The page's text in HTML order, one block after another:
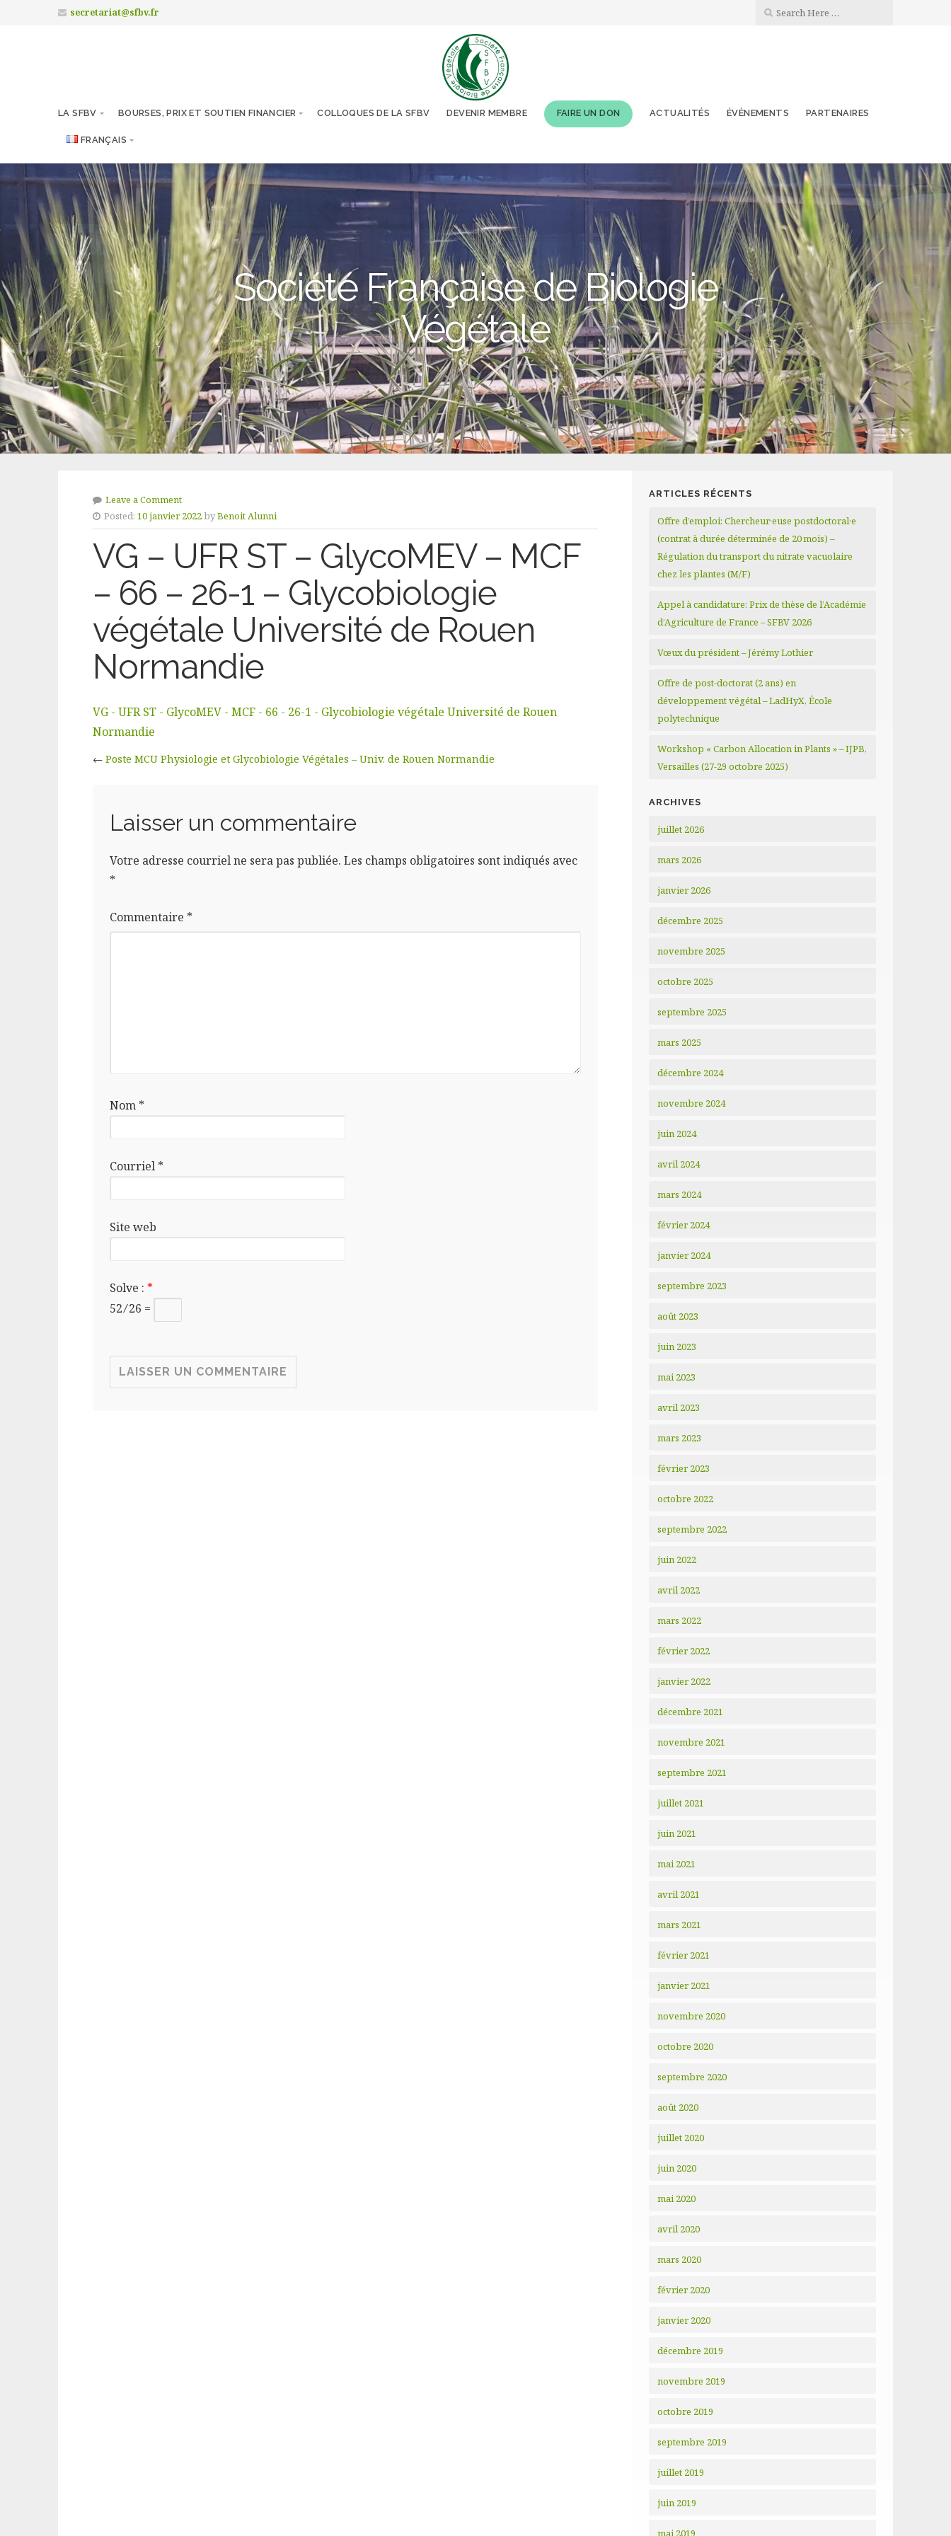
secretariat@sfbv.fr
LA SFBV BOURSES, PRIX ET SOUTIEN FINANCIER COLLOQUES DE LA SFBV DEVENIR MEMBRE FAIRE UN DON ACTUALITÉS ÉVÈNEMENTS PARTENAIRES
FRANÇAIS
Société Française de Biologie
Végétale
Leave a Comment
Posted: 10 janvier 2022byBenoit Alunni
VG – UFR ST – GlycoMEV – MCF
– 66 – 26-1 – Glycobiologie
végétale Université de Rouen
Normandie
VG - UFR ST - GlycoMEV - MCF - 66 - 26-1 - Glycobiologie végétale Université de Rouen
Normandie
← Poste MCU Physiologie et Glycobiologie Végétales – Univ. de Rouen Normandie
Laisser un commentaire
Votre adresse courriel ne sera pas publiée. Les champs obligatoires sont indiqués avec
*
Commentaire *
Nom *
Courriel *
Site web
Solve : *
52 ⁄ 26 =
ARTICLES RÉCENTS
Offre d’emploi: Chercheur·euse postdoctoral·e
(contrat à durée déterminée de 20 mois) –
Régulation du transport du nitrate vacuolaire
chez les plantes (M/F)
Appel à candidature: Prix de thèse de l’Académie
d’Agriculture de France – SFBV 2026
Vœux du président – Jérémy Lothier
Offre de post-doctorat (2 ans) en
développement végétal – LadHyX, École
polytechnique
Workshop « Carbon Allocation in Plants » – IJPB,
Versailles (27-29 octobre 2025)
ARCHIVES
juillet 2026
mars 2026
janvier 2026
décembre 2025
novembre 2025
octobre 2025
septembre 2025
mars 2025
décembre 2024
novembre 2024
juin 2024
avril 2024
mars 2024
février 2024
janvier 2024
septembre 2023
août 2023
juin 2023
mai 2023
avril 2023
mars 2023
février 2023
octobre 2022
septembre 2022
juin 2022
avril 2022
mars 2022
février 2022
janvier 2022
décembre 2021
novembre 2021
septembre 2021
juillet 2021
juin 2021
mai 2021
avril 2021
mars 2021
février 2021
janvier 2021
novembre 2020
octobre 2020
septembre 2020
août 2020
juillet 2020
juin 2020
mai 2020
avril 2020
mars 2020
février 2020
janvier 2020
décembre 2019
novembre 2019
octobre 2019
septembre 2019
juillet 2019
juin 2019
mai 2019